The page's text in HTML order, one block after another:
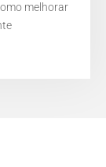
melhorar